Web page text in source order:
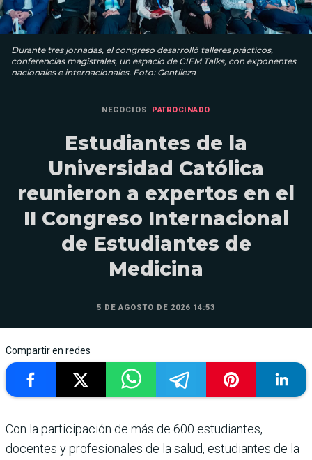
Durante tres jornadas, el congreso desarrolló talleres prácticos,
conferencias magistrales, un espacio de CIEM Talks, con exponentes
nacionales e internacionales. Foto: Gentileza
NEGOCIOS PATROCINADO
Estudiantes de la
Universidad Católica
reunieron a expertos en el
II Congreso Internacional
de Estudiantes de
Medicina
5 DE AGOSTO DE 2026 14:53
Compartir en redes
Con la participación de más de 600 estudiantes,
docentes y profesionales de la salud, estudiantes de la